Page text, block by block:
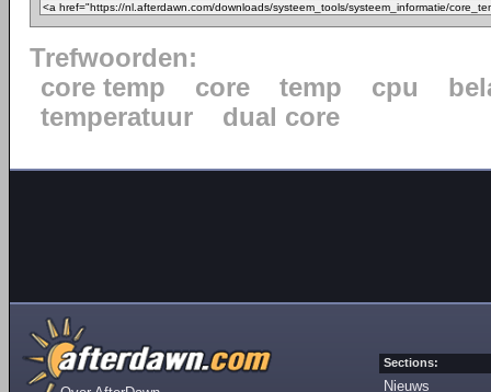
Trefwoorden:
core temp
core temp cpu
temperatuur
dual core
Sections:
Nieuws